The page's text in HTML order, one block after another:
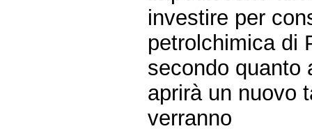
investire per
petrolchimica di
secondo quanto
aprirà un nuovo
verranno